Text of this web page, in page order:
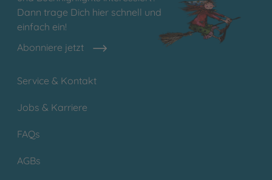
Dann trage Dich hier schnell und
einfach ein!
Abonniere jetzt
Service & Kontakt
Jobs & Karriere
FAQs
AGBs